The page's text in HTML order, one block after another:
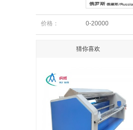
俄罗斯
价格： 0-20000
猜你喜欢